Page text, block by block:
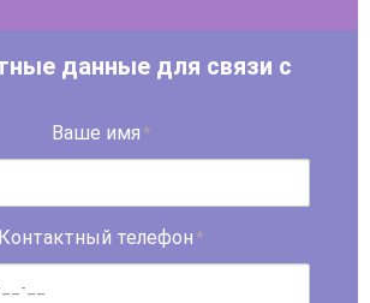
данные для связи с
Ваше имя *
Контактный телефон *